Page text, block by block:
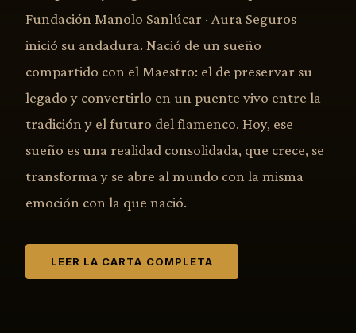
Fundación Manolo Sanlúcar · Aura Seguros
inició su andadura. Nació de un sueño
compartido con el Maestro: el de preservar su
legado y convertirlo en un puente vivo entre la
tradición y el futuro del flamenco. Hoy, ese
sueño es una realidad consolidada, que crece, se
transforma y se abre al mundo con la misma
emoción con la que nació.
LEER LA CARTA COMPLETA